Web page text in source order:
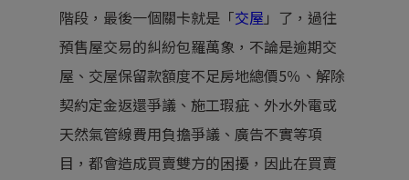
階段，最後一個關卡就是「交屋 」了，過往
預售屋交易的糾紛包羅萬象，不論是逾期交
屋、交屋保留款額度不足房地總價5％、解除
契約定金返還爭議、施工瑕疵、外水外電或
天然氣管線費用負擔爭議、廣告不實等項
目，都會造成買賣雙方的困擾，因此在買賣